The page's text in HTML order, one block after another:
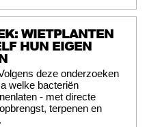
WIETPLANTEN
HUN EIGEN
deze onderzoeken
welke bacteriën
- met directe
terpenen en